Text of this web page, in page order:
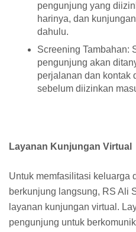
pengunjung yang
harinya, dan
dahulu.
Screening Tambahan:
pengunjung akan
perjalanan dan kontak
sebelum diizinkan
Layanan Kunjungan Virtual
Untuk memfasilitasi keluarga
berkunjung langsung, RS Ali
layanan kunjungan virtual.
pengunjung untuk